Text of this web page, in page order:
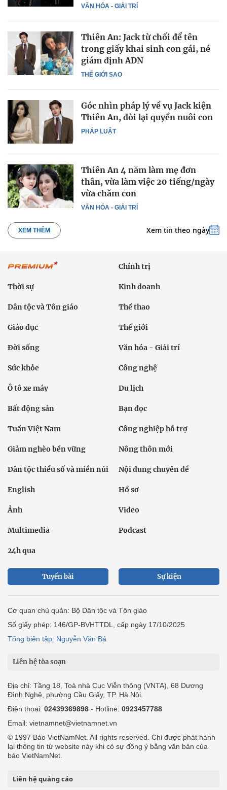
VĂN HÓA - GIẢI TRÍ
THẾ GIỚI SAO
Thiên An: Jack từ chối để tên
trong giấy khai sinh con gái, né
giám định ADN
PHÁP LUẬT
Góc nhìn pháp lý về vụ Jack kiện
Thiên An, đòi lại quyền nuôi con
VĂN HÓA - GIẢI TRÍ
Thiên An 4 năm làm mẹ đơn
thân, vừa làm việc 20 tiếng/ngày
vừa chăm con
XEM THÊM Xem tin theo ngày
Chính trị
Thời sự Kinh doanh
Dân tộc và Tôn giáo Thể thao
Giáo dục Thế giới
Đời sống Văn hóa - Giải trí
Sức khỏe Công nghệ
Ô tô xe máy Du lịch
Bất động sản Bạn đọc
Tuần Việt Nam Công nghiệp hỗ trợ
Giảm nghèo bền vững Nông thôn mới
Dân tộc thiểu số và miền núi Nội dung chuyên đề
English Hồ sơ
Ảnh Video
Multimedia Podcast
24h qua
Tuyến bài Sự kiện
Cơ quan chủ quản: Bộ Dân tộc và Tôn giáo
Số giấy phép: 146/GP-BVHTTDL, cấp ngày 17/10/2025
Tổng biên tập: Nguyễn Văn Bá
Liên hệ tòa soạn
Địa chỉ: Tầng 18, Toà nhà Cục Viễn thông (VNTA), 68 Dương
Đình Nghệ, phường Cầu Giấy, TP. Hà Nội.
Điện thoại: 02439369898 - Hotline: 0923457788
Email: vietnamnet@vietnamnet.vn
© 1997 Báo VietNamNet. All rights reserved. Chỉ được phát hành
lại thông tin từ website này khi có sự đồng ý bằng văn bản của
báo VietNamNet.
Liên hệ quảng cáo